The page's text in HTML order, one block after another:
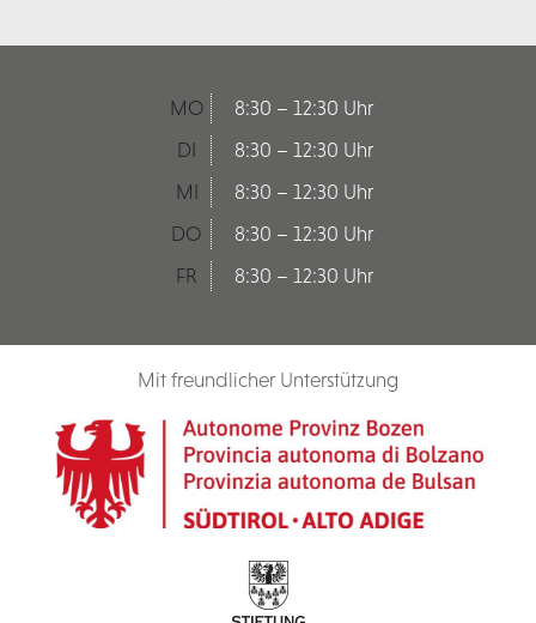
MO
8:30 – 12:30 Uhr
DI
8:30 – 12:30 Uhr
MI
8:30 – 12:30 Uhr
DO
8:30 – 12:30 Uhr
FR
8:30 – 12:30 Uhr
Mit freundlicher Unterstützung